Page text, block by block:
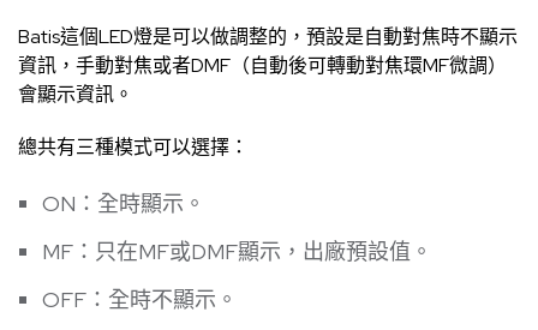
Batis這個LED燈是可以做調整的，預設是自動對焦時不顯示
資訊，手動對焦或者DMF（自動後可轉動對焦環MF微調）
會顯示資訊。
總共有三種模式可以選擇：
ON：全時顯示。
MF：只在MF或DMF顯示，出廠預設值。
OFF：全時不顯示。